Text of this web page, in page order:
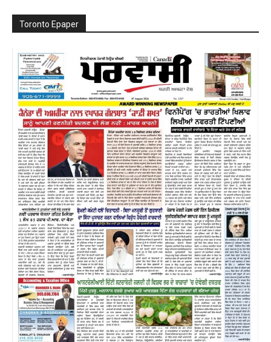
Toronto Epaper